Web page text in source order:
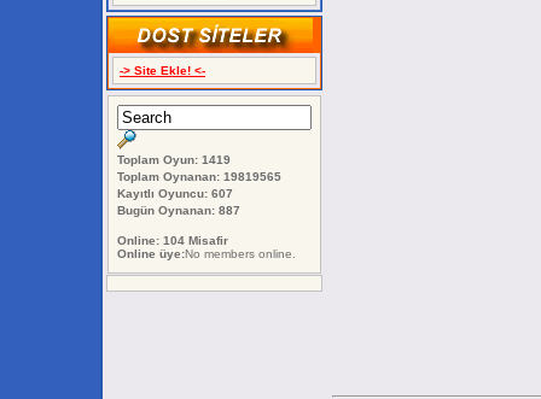
-> Site Ekle! <-
Toplam Oyun: 1419
Toplam Oynanan: 19819565
Kayıtlı Oyuncu: 607
Bugün Oynanan: 887
Online: 104 Misafir
Online üye:No members online.